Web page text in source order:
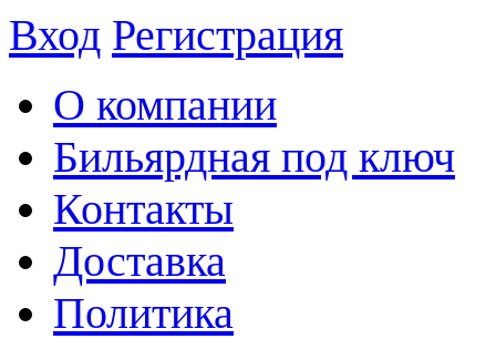
Вход Регистрация
О компании
Бильярдная под ключ
Контакты
Доставка
Политика